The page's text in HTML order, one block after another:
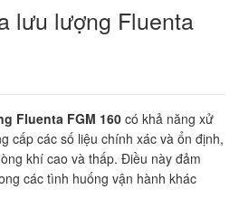
lưu lượng Fluenta
Fluenta FGM 160 có khả năng xử
cấp các số liệu chính xác và ổn định,
khí cao và thấp. Điều này đảm
các tình huống vận hành khác